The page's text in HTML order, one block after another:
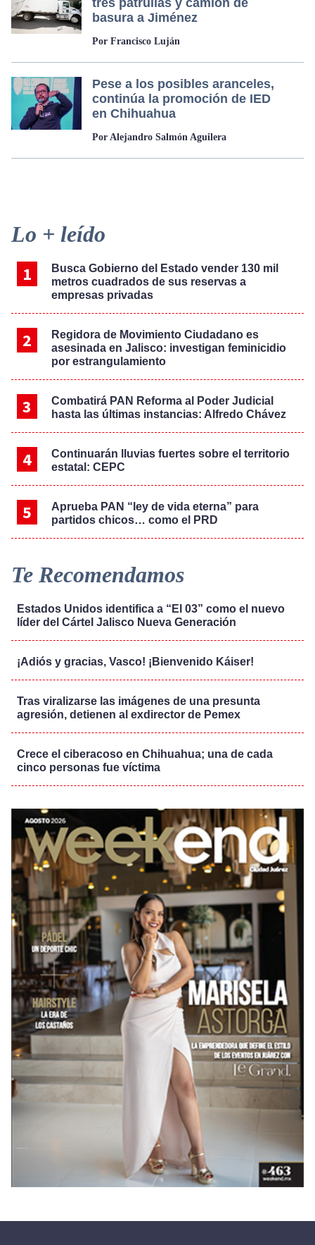
tres patrullas y camión de
basura a Jiménez
Por Francisco Luján
Pese a los posibles aranceles,
continúa la promoción de IED
en Chihuahua
Por Alejandro Salmón Aguilera
Primary
Sidebar
Lo + leído
Busca Gobierno del Estado vender 130 mil
metros cuadrados de sus reservas a
empresas privadas
Regidora de Movimiento Ciudadano es
asesinada en Jalisco: investigan feminicidio
por estrangulamiento
Combatirá PAN Reforma al Poder Judicial
hasta las últimas instancias: Alfredo Chávez
Continuarán lluvias fuertes sobre el territorio
estatal: CEPC
Aprueba PAN “ley de vida eterna” para
partidos chicos… como el PRD
Te Recomendamos
Estados Unidos identifica a “El 03” como el nuevo
líder del Cártel Jalisco Nueva Generación
¡Adiós y gracias, Vasco! ¡Bienvenido Káiser!
Tras viralizarse las imágenes de una presunta
agresión, detienen al exdirector de Pemex
Crece el ciberacoso en Chihuahua; una de cada
cinco personas fue víctima